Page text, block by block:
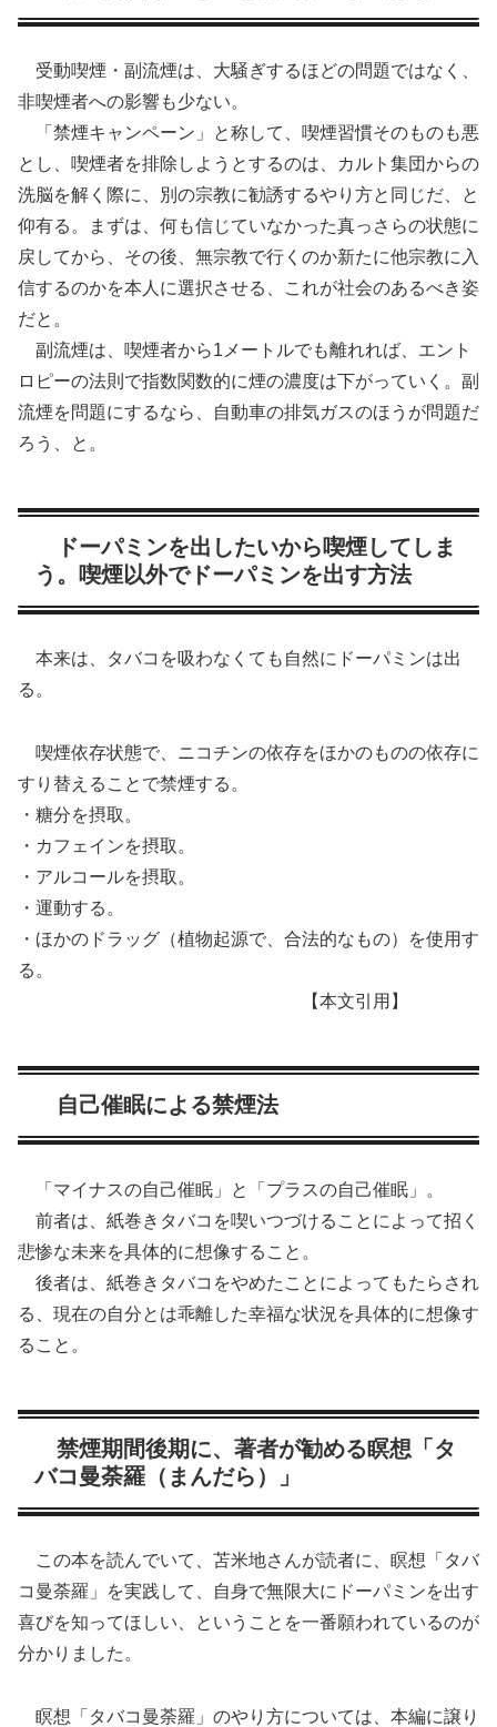
受動喫煙・副流煙は、大騒ぎするほどの問題ではなく、
非喫煙者への影響も少ない。
「禁煙キャンペーン」と称して、喫煙習慣そのものも悪
とし、喫煙者を排除しようとするのは、カルト集団からの
洗脳を解く際に、別の宗教に勧誘するやり方と同じだ、と
仰有る。まずは、何も信じていなかった真っさらの状態に
戻してから、その後、無宗教で行くのか新たに他宗教に入
信するのかを本人に選択させる、これが社会のあるべき姿
だと。
副流煙は、喫煙者から1メートルでも離れれば、エント
ロピーの法則で指数関数的に煙の濃度は下がっていく。副
流煙を問題にするなら、自動車の排気ガスのほうが問題だ
ろう、と。
ドーパミンを出したいから喫煙してしま
う。喫煙以外でドーパミンを出す方法
本来は、タバコを吸わなくても自然にドーパミンは出
る。
喫煙依存状態で、ニコチンの依存をほかのものの依存に
すり替えることで禁煙する。
・糖分を摂取。
・カフェインを摂取。
・アルコールを摂取。
・運動する。
・ほかのドラッグ（植物起源で、合法的なもの）を使用す
る。
【本文引用】
自己催眠による禁煙法
「マイナスの自己催眠」と「プラスの自己催眠」。
前者は、紙巻きタバコを喫いつづけることによって招く
悲惨な未来を具体的に想像すること。
後者は、紙巻きタバコをやめたことによってもたらされ
る、現在の自分とは乖離した幸福な状況を具体的に想像す
ること。
禁煙期間後期に、著者が勧める瞑想「タ
バコ曼荼羅（まんだら）」
この本を読んでいて、苫米地さんが読者に、瞑想「タバ
コ曼荼羅」を実践して、自身で無限大にドーパミンを出す
喜びを知ってほしい、ということを一番願われているのが
分かりました。
瞑想「タバコ曼荼羅」のやり方については、本編に譲り